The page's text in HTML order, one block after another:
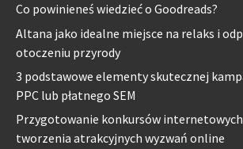
Co powinieneś wiedzieć o Goodreads?
Altana jako idealne miejsce na relaks i
otoczeniu przyrody
3 podstawowe elementy skutecznej
PPC lub płatnego SEM
Przygotowanie konkursów
tworzenia atrakcyjnych wyzwań online